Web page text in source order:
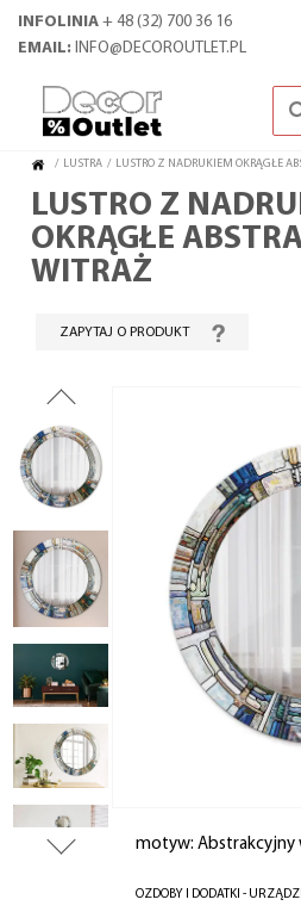
INFOLINIA + 48 (32) 700 36 16
EMAIL: INFO@DECOROUTLET.PL
/ LUSTRA / LUSTRO Z NADRUKIEM OKRĄGŁE
LUSTRO Z
OKRĄGŁE
WITRAŻ
ZAPYTAJ O PRODUKT
motyw: Abstrakcyjny
OZDOBY I DODATKI -